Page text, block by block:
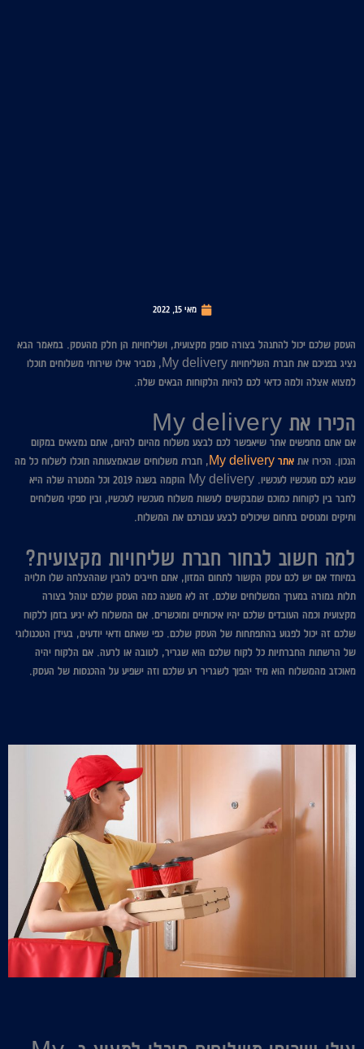
מאי 15, 2022
העסק שלכם יכול להתנהל בצורה סופק מקצועית, ושליחויות הן חלק מהעסק. במאמר הבא
נציג בפניכם את חברת השליחויות My delivery, נסביר אילו שירותי משלוחים תוכלו
למצוא אצלה ולמה כדאי לכם להיות הלקוחות הבאים שלה.
הכירו את My delivery
אם אתם מחפשים אתר שיאפשר לכם לבצע משלוח מהיום להיום, אתם נמצאים במקום
הנכון. הכירו את אתר My delivery
, חברת משלוחים שבאמצעותה תוכלו לשלוח כל מה
שבא לכם מעכשיו לעכשיו. My delivery הוקמה בשנה 2019 וכל המטרה שלה היא
לחבר בין לקוחות כמוכם שמבקשים לעשות משלוח מעכשיו לעכשיו, ובין ספקי משלוחים
ותיקים ומנוסים בתחום שיכולים לבצע עבורכם את המשלוח.
למה חשוב לבחור חברת שליחויות מקצועית?
במיוחד אם יש לכם עסק הקשור לתחום המזון, אתם חייבים להבין שההצלחה שלו תלויה
תלות גמורה במערך המשלוחים שלכם. זה לא משנה כמה העסק שלכם ינוהל בצורה
מקצועית וכמה העובדים שלכם יהיו איכותיים ומוכשרים. אם המשלוח לא יגיע בזמן ללקוח
שלכם זה יכול לפגוע בהתפתחות של העסק שלכם. כפי שאתם ודאי יודעים, בעידן הטכנולוגי
של הרשתות החברתיות כל לקוח שלכם הוא שגריר, לטובה או לרעה. אם הלקוח יהיה
מאוכזב מהמשלוח הוא מיד יהפוך לשגריר רע שלכם וזה ישפיע על ההכנסות של העסק.